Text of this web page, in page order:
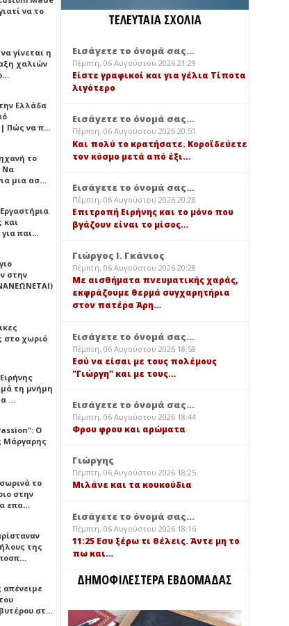
να το
γίνεται η
χαλιών
Ελλάδα
| Πώς να π…
το
Να
μια ασ…
και
για παι…
στην
στο χωριό
τη μνήμη
…
Ο
Μάργαρης
το
στην
επα…
της
απένειμε
στ…
ΤΕΛΕΥΤΑΙΑ ΣΧΟΛΙΑ
Εισάγετε το όνομά σας...
Πέμπτη, 06 Αυγούστου 2026 21:29
Είστε γραφικοί και για γέλια Τίποτα
λιγότερο
Εισάγετε το όνομά σας...
Πέμπτη, 06 Αυγούστου 2026 20:51
Και πολύ το κρατήσατε. Κοροϊδεύετε
τον κόσμο μετά από έξι…
Εισάγετε το όνομά σας...
Πέμπτη, 06 Αυγούστου 2026 20:28
Επιτροπή Ειρήνης και το μόνο που
βγάζουν είναι το μίσος…
Γιώργος Ι. Γκάνιος
Πέμπτη, 06 Αυγούστου 2026 20:28
Με αισθήματα πνευματικής χαράς,
εκφράζουμε θερμά συγχαρητήρια
στον πατέρα Άρη…
Εισάγετε το όνομά σας...
Πέμπτη, 06 Αυγούστου 2026 18:58
Εσύ να είσαι με τους πολέμους
"Γιώργη" και με τους…
Εισάγετε το όνομά σας...
Πέμπτη, 06 Αυγούστου 2026 18:44
Φρου φρου και αρώματα
Γιώργης
Πέμπτη, 06 Αυγούστου 2026 18:25
Μιλάνε και τα κουκούδια
Εισάγετε το όνομά σας...
Πέμπτη, 06 Αυγούστου 2026 18:16
11:25 Εσυ ξέρω τι θέλεις. Άντε μη το
πω και…
ΔΗΜΟΦΙΛΕΣΤΕΡΑ ΕΒΔΟΜΑΔΑΣ